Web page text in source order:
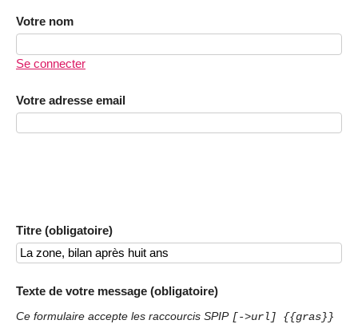
Votre nom
Se connecter
Votre adresse email
Titre (obligatoire)
Texte de votre message (obligatoire)
Ce formulaire accepte les raccourcis SPIP [->url] {{gras}}